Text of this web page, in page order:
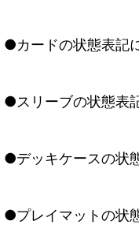
●カードの状態表記
●スリーブの状態表
●デッキケースの状
●プレイマットの状